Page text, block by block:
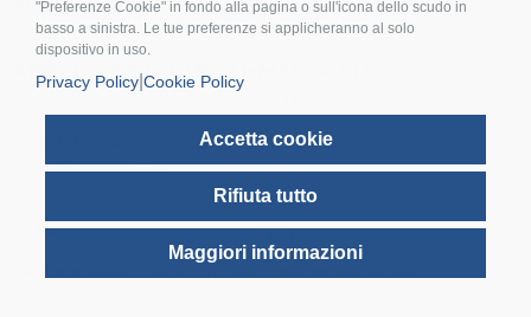
"Preferenze Cookie" in fondo alla pagina o sull'icona dello scudo in
basso a sinistra. Le tue preferenze si applicheranno al solo
dispositivo in uso.
Privacy Policy| Cookie Policy
Accetta cookie
Rifiuta tutto
Maggiori informazioni
ANELLO EST. DIN471-M38-AISI420
| |
Disponibilità:650
Prezzo
Prezzo